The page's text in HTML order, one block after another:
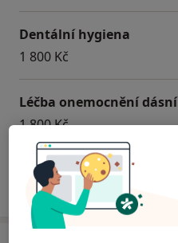
Dentální hygiena
1 800 Kč
Léčba onemocnění dásní
1 800 Kč
Jak fungují ceny?